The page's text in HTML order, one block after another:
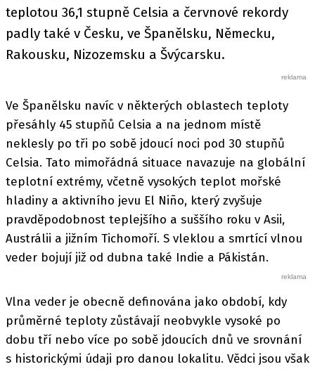
teplotou 36,1 stupně Celsia a červnové rekordy
padly také v Česku, ve Španělsku, Německu,
Rakousku, Nizozemsku a Švýcarsku.
Ve Španělsku navíc v některých oblastech teploty
přesáhly 45 stupňů Celsia a na jednom místě
neklesly po tři po sobě jdoucí noci pod 30 stupňů
Celsia. Tato mimořádná situace navazuje na globální
teplotní extrémy, včetně vysokých teplot mořské
hladiny a aktivního jevu El Niño, který zvyšuje
pravděpodobnost teplejšího a suššího roku v Asii,
Austrálii a jižním Tichomoří. S vleklou a smrtící vlnou
veder bojují již od dubna také Indie a Pákistán.
Vlna veder je obecně definována jako období, kdy
průměrné teploty zůstávají neobvykle vysoké po
dobu tří nebo více po sobě jdoucích dnů ve srovnání
s historickými údaji pro danou lokalitu. Vědci jsou však